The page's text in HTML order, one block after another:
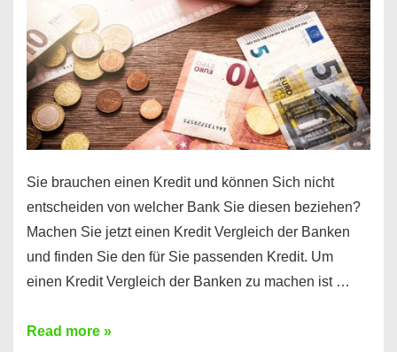
Euro
Kredit
finden
Sie brauchen einen Kredit und können Sich nicht
entscheiden von welcher Bank Sie diesen beziehen?
Machen Sie jetzt einen Kredit Vergleich der Banken
und finden Sie den für Sie passenden Kredit. Um
einen Kredit Vergleich der Banken zu machen ist …
Sie
Read more »